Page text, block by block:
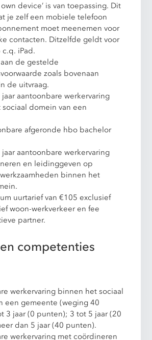
own device’ is van toepassing. Dit
je zelf een mobiele telefoon
moet meenemen voor
contacten. Ditzelfde geldt voor
iPad.
de gestelde
zoals bovenaan
de uitvraag.
aantoonbare werkervaring
domein van een
afgeronde hbo bachelor
aantoonbare werkervaring
en leidinggeven op
binnen het
uurtarief van €105 exclusief
woon-werkverkeer en fee
partner.
competenties
werkervaring binnen het sociaal
een gemeente (weging 40
3 jaar (0 punten); 3 tot 5 jaar (20
dan 5 jaar (40 punten).
werkervaring met coördineren